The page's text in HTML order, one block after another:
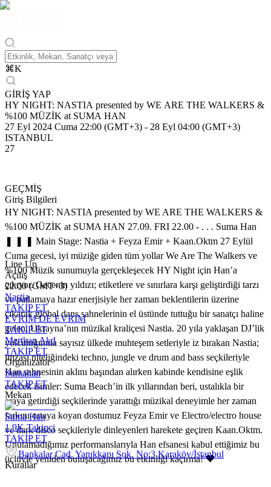
⌘K
GİRİŞ YAP
HY NIGHT: NASTIA presented by WE ARE THE WALKERS &
%100 MÜZİK at SUMA HAN
27 Eyl 2024 Cuma 22:00 (GMT+3) - 28 Eyl 04:00 (GMT+3)
ISTANBUL
27
GEÇMİŞ
Giriş Bilgileri
HY NIGHT: NASTIA presented by WE ARE THE WALKERS &
%100 MÜZİK at SUMA HAN 27.09. FRI 22.00 - . . . Suma Han
❚ ❚ ❚ Main Stage: Nastia + Feyza Emir + Kaan.Oktm 27 Eylül
Cuma gecesi, iyi müziğe giden tüm yollar We Are The Walkers ve
%100 Müzik sunumuyla gerçekleşecek HY Night için Han’a
çıkıyor. Gecenin yıldızı; etiketlere ve sınırlara karşı geliştirdiği tarzı
ve patlamaya hazır enerjisiyle her zaman beklentilerin üzerine
çıkarak global dans sahnelerinin el üstünde tuttuğu bir sanatçı haline
gelen, Ukrayna’nın müzikal kraliçesi Nastia. 20 yıla yaklaşan DJ’lik
yolculuğunda sayısız ülkede muhteşem setleriyle iz bırakan Nastia;
imzası niteliğindeki techno, jungle ve drum and bass seçkileriyle
Han sahnesinin aklını başından alırken kabinde kendisine eşlik
edecek isimler: Suma Beach’in ilk yıllarından beri, ustalıkla bir
araya getirdiği seçkilerinde yarattığı müzikal deneyimle her zaman
farkını ortaya koyan dostumuz Feyza Emir ve Electro/electro house
ve dark disco seçkileriyle dinleyenleri harekete geçiren Kaan.Oktm.
Unutamadığımız performanslarıyla Han efsanesi kabul ettiğimiz bu
üçlüyle yeniden buluşacağımız bu etkinliği kaçırma! 🖤
Line Up
Açılış
22:00 (GMT+3)
Nastia
TAKİP ET
EVRIM DE EVRIM
TAKİP ET
Mertkan Akd
TAKİP ET
Organizatör
Sumahan
TAKİP ET
Mekan
Suma Han
1.9K Takipçi
TAKİP ET
Bankalar Cad. Yanıkkapı Sok. No:3 Karaköy/İstanbul
Kurallar